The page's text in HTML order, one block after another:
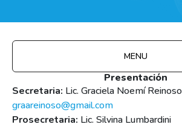
MENU
Presentación
Secretaria: Lic. Graciela Noemí Reinoso
graareinoso@gmail.com
Prosecretaria: Lic. Silvina Lumbardini